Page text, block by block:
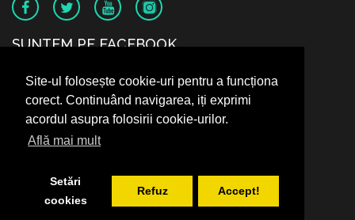
Site-ul folosește cookie-uri pentru a funcționa
corect. Continuând navigarea, iți exprimi
acordul asupra folosirii cookie-urilor.
Află mai mult
Setări
cookies
Refuz Accept!
SUNTEM PE FACEBOOK